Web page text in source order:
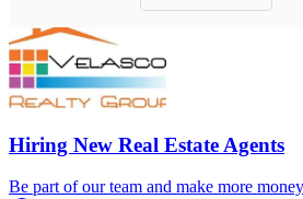
Hiring New Real Estate Agents
Be part of our team and make more